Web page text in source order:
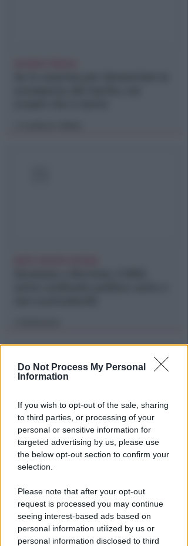
Do Not Process My Personal
Information
If you wish to opt-out of the sale, sharing
to third parties, or processing of your
personal or sensitive information for
targeted advertising by us, please use
the below opt-out section to confirm your
selection.
Please note that after your opt-out
request is processed you may continue
seeing interest-based ads based on
personal information utilized by us or
personal information disclosed to third
DRAMMA IN MARE
Stroncato in acqua da un
vita a Riccione
diLamberto Abbati